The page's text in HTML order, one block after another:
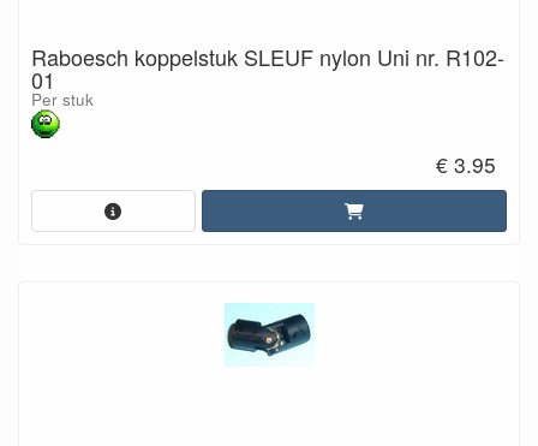
Raboesch koppelstuk SLEUF nylon Uni nr. R102-
01
Per stuk
€ 3.95